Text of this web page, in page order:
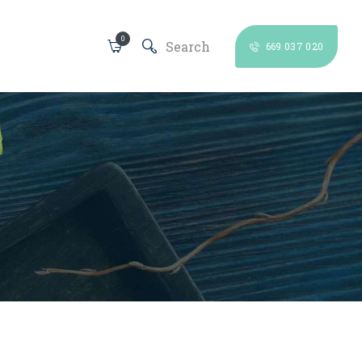
0
669 037 020